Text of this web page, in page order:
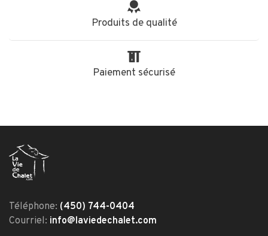
Produits de qualité
Paiement sécurisé
Téléphone: (450) 744-0404
Courriel: info@laviedechalet.com